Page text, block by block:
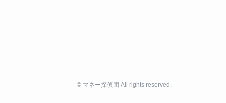
© マネー探偵団 All rights reserved.